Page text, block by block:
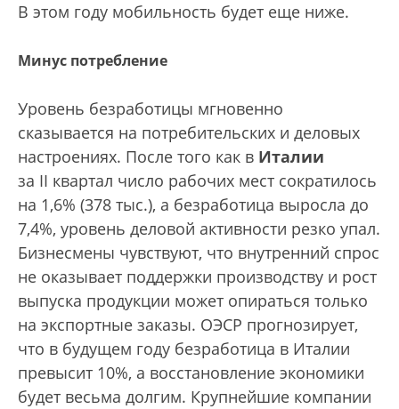
В этом году мобильность будет еще ниже.
Минус потребление
Уровень безработицы мгновенно
сказывается на потребительских и деловых
настроениях. После того как в Италии
за II квартал число рабочих мест сократилось
на 1,6% (378 тыс.), а безработица выросла до
7,4%, уровень деловой активности резко упал.
Бизнесмены чувствуют, что внутренний спрос
не оказывает поддержки производству и рост
выпуска продукции может опираться только
на экспортные заказы. ОЭСР прогнозирует,
что в будущем году безработица в Италии
превысит 10%, а восстановление экономики
будет весьма долгим. Крупнейшие компании